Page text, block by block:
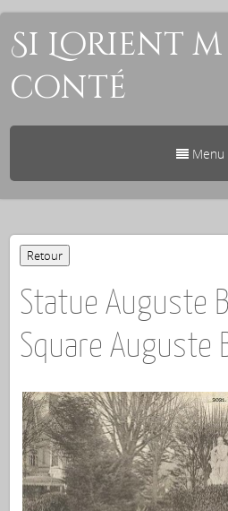
Si Lorient
conté
Menu
Statue Auguste
Square Auguste